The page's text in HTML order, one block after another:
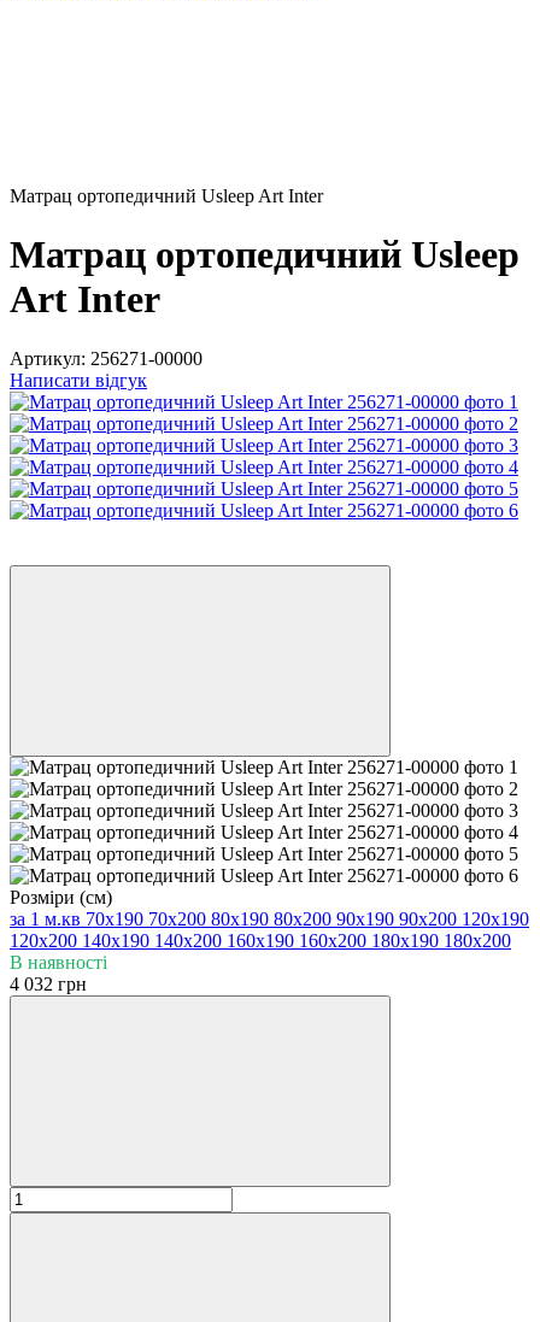
Матрац ортопедичний Usleep Art Inter
Матрац ортопедичний Usleep
Art Inter
Артикул: 256271-00000
Написати відгук
Розміри (см)
за 1 м.кв 70х190 70х200 80х190 80х200 90х190 90х200 120х190
120х200 140х190 140х200 160х190 160х200 180х190 180х200
В наявності
4 032 грн